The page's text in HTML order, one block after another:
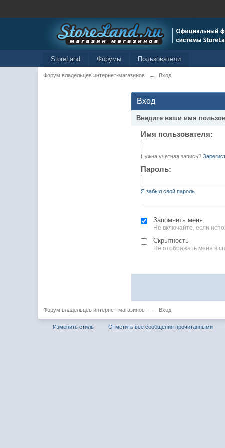
StoreLand Форумы Пользователи
Форум владельцев интернет-магазинов → Вход
Вход
Введите ваши имя
Имя пользователя:
Нужна учетная запись?
Пароль:
Я забыл свой пароль
Запомнить меня
Не включайте, если
Скрытность
Не отображать меня в
Форум владельцев интернет-магазинов → Вход
Изменить стиль Отметить все сообщения прочитанными